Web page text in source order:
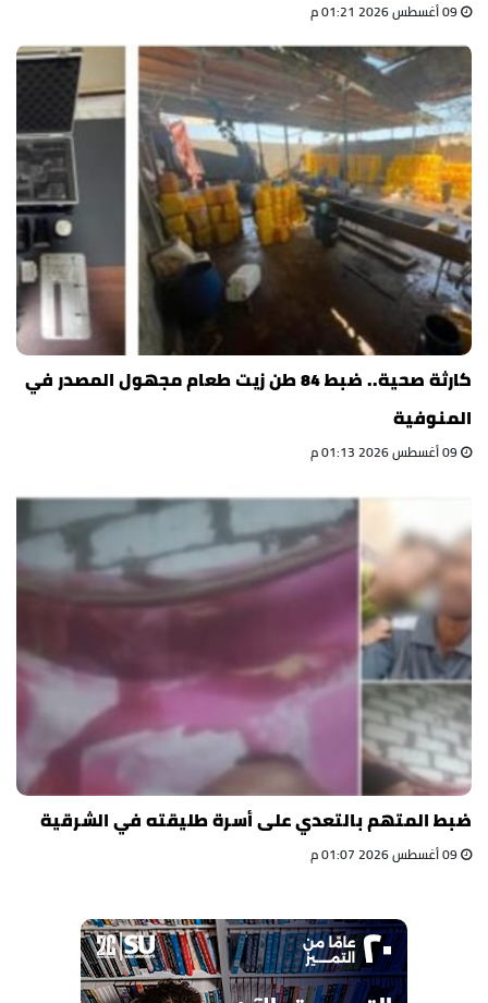
كارثة صحية.. ضبط 84 طن زيت طعام مجهول المصدر في
المنوفية
ضبط المتهم بالتعدي على أسرة طليقته في الشرقية